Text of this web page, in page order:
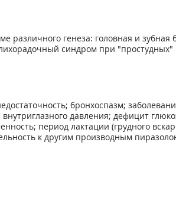
генеза: головная и
синдром при
бронхоспазм;
давления; дефицит
период лактации (грудного
к другим производным